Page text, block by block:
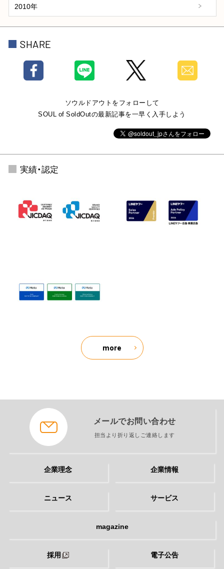
2010年
SHARE
ソウルドアウトをフォローして
SOUL of SoldOutの最新記事を一早く入手しよう
実績・認定
more
メールでお問い合わせ
担当より折り返しご連絡します
企業理念 企業情報
ニュース サービス
magazine
採用 電子公告